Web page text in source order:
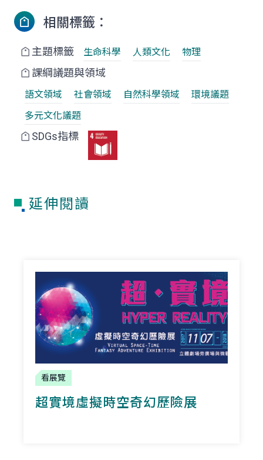
相關標籤：
主題標籤 生命科學 人類文化 物理
課綱議題與領域
語文領域 社會領域 自然科學領域
環境議題
多元文化議題
SDGs指標
延伸閱讀
看展覽
超實境虛擬時空奇幻歷險展